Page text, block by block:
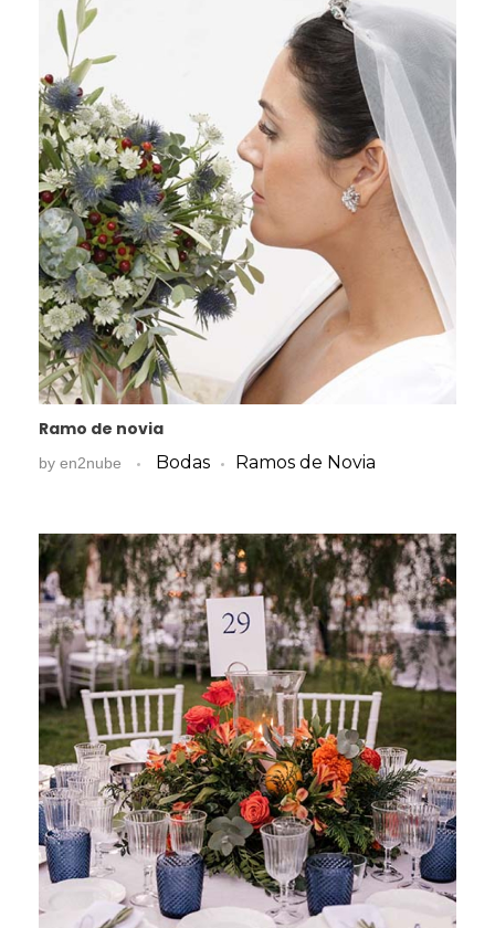
Ramo de novia
by en2nube Bodas Ramos de Novia